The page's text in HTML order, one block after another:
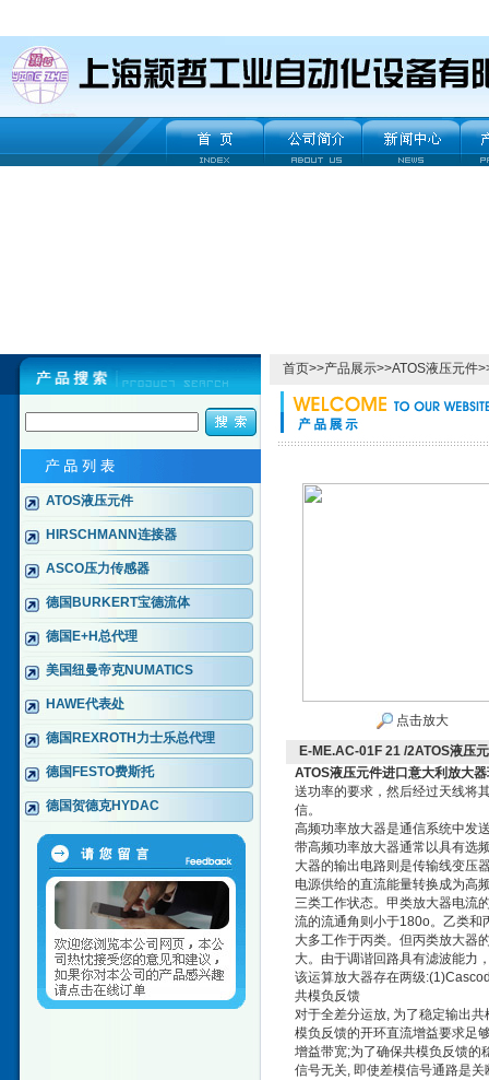
ATOS液压元件
HIRSCHMANN连接器
ASCO压力传感器
德国BURKERT宝德流体
德国E+H总代理
美国纽曼帝克NUMATICS
HAWE代表处
德国REXROTH力士乐总代理
德国FESTO费斯托
德国贺德克HYDAC
首页>>产品展示>>ATOS液压元件
点击放大
E-ME.AC-01F 21 /2ATOS液压
ATOS液压元件进口意大利放大
送功率的要求，然后经过天线将
信。
高频功率放大器是通信系统中发
带高频功率放大器通常以具有选
大器的输出电路则是传输线变压
电源供给的直流能量转换成为高
三类工作状态。甲类放大器电流
流的流通角则小于180o。乙类和
大多工作于丙类。但丙类放大器
大。由于调谐回路具有滤波能力
该运算放大器存在两级
共模负反馈
对于全差分运放, 为了稳定输出
模负反馈的开环直流增益要求足
增益带宽;为了确保共模负反馈的
信号无关, 即使差模信号通路是关